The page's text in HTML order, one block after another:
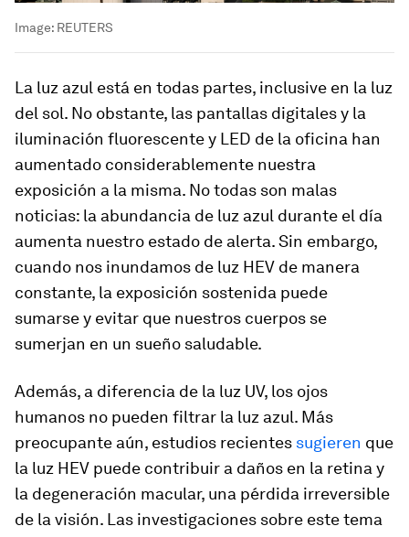
Image: REUTERS
La luz azul está en todas partes, inclusive en la luz
del sol. No obstante, las pantallas digitales y la
iluminación fluorescente y LED de la oficina han
aumentado considerablemente nuestra
exposición a la misma. No todas son malas
noticias: la abundancia de luz azul durante el día
aumenta nuestro estado de alerta. Sin embargo,
cuando nos inundamos de luz HEV de manera
constante, la exposición sostenida puede
sumarse y evitar que nuestros cuerpos se
sumerjan en un sueño saludable.
Además, a diferencia de la luz UV, los ojos
humanos no pueden filtrar la luz azul. Más
preocupante aún, estudios recientes sugieren que
la luz HEV puede contribuir a daños en la retina y
la degeneración macular, una pérdida irreversible
de la visión. Las investigaciones sobre este tema